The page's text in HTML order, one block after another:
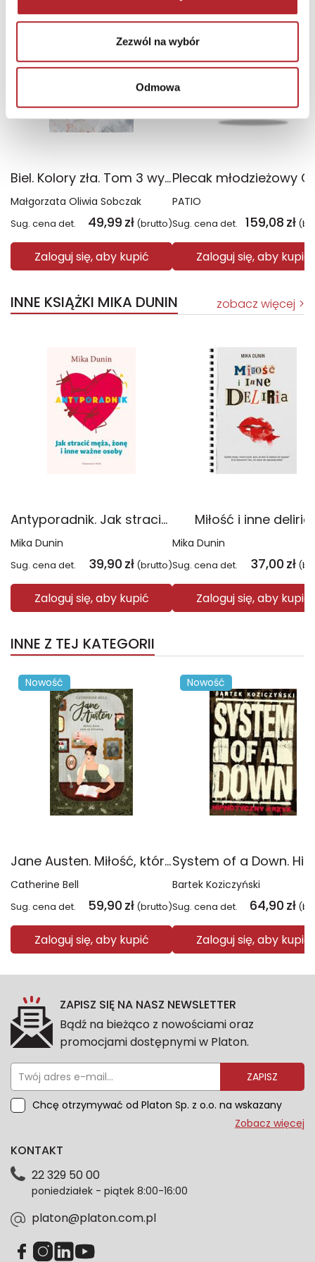
Zezwól na wybór
Odmowa
Wyłączność
Biel. Kolory zła. Tom 3 wyd. 2025
Małgorzata Oliwia Sobczak
Sug. cena det. 49,99 zł (brutto)
Zaloguj się, aby kupić
PATIO
Sug. cena det. 159,08 zł
Zaloguj się, aby kupić
INNE KSIĄŻKI MIKA DUNIN zobacz więcej
Antyporadnik. Jak stracić męża, żonę i inne ważne osoby wyd. 4
Mika Dunin
Sug. cena det. 39,90 zł (brutto)
Zaloguj się, aby kupić
Miłość i inne deliria
Mika Dunin
Sug. cena det. 37,00 zł
Zaloguj się, aby kupić
INNE Z TEJ KATEGORII
Nowość
Jane Austen. Miłość, która stała się literaturą
Catherine Bell
Sug. cena det. 59,90 zł (brutto)
Zaloguj się, aby kupić
Nowość
Bartek Koziczyński
Sug. cena det. 64,90 zł
Zaloguj się, aby kupić
ZAPISZ SIĘ NA NASZ NEWSLETTER
Bądź na bieżąco z nowościami oraz
promocjami dostępnymi w Platon.
ZAPISZ
Chcę otrzymywać od Platon Sp. z o.o. na wskazany
przeze mnie adres e-mail informacje marketingowe
dotyczące danych osobowych znajdziesz w naszej
każdym czasie. Wycofanie zgody nie wpłynie na
zgodność z prawem przetwarzania dokonanego przed
Zobacz więcej
KONTAKT
22 329 50 00
poniedziałek - piątek 8:00-16:00
platon@platon.com.pl